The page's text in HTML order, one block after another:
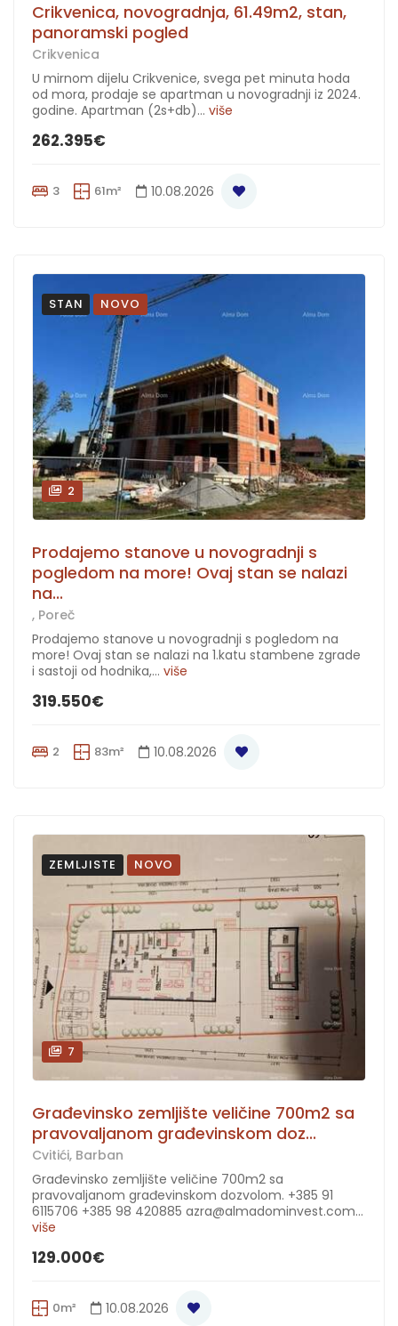
Crikvenica, novogradnja, 61.49m2, stan,
panoramski pogled
Crikvenica
U mirnom dijelu Crikvenice, svega pet minuta hoda
od mora, prodaje se apartman u novogradnji iz 2024.
godine. Apartman (2s+db)... više
262.395€
3 61m² 10.08.2026
STAN NOVO
2
Prodajemo stanove u novogradnji s
pogledom na more! Ovaj stan se nalazi
na...
, Poreč
Prodajemo stanove u novogradnji s pogledom na
more! Ovaj stan se nalazi na 1.katu stambene zgrade
i sastoji od hodnika,... više
319.550€
2 83m² 10.08.2026
ZEMLJISTE NOVO
7
Građevinsko zemljište veličine 700m2 sa
pravovaljanom građevinskom doz...
Cvitići, Barban
Građevinsko zemljište veličine 700m2 sa
pravovaljanom građevinskom dozvolom. +385 91
6115706 +385 98 420885 azra@almadominvest.com...
više
129.000€
0m² 10.08.2026